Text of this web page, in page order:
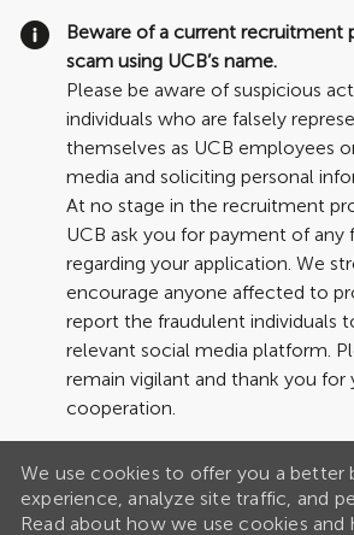
Beware of a current recruitment
scam using UCB’s name.
Please be aware of suspicious
individuals who are falsely
themselves as UCB employees
media and soliciting personal
At no stage in the recruitment
UCB ask you for payment of any
regarding your application. We
encourage anyone affected to
report the fraudulent individuals
relevant social media platform.
remain vigilant and thank you for
cooperation.
We use cookies to offer you a better
experience, analyze site traffic, and
Read about how we use cookies and